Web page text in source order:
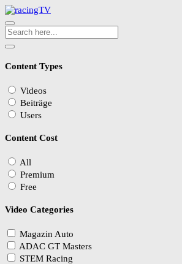
Content Types
Videos
Beiträge
Users
Content Cost
All
Premium
Free
Video Categories
Magazin Auto
ADAC GT Masters
STEM Racing